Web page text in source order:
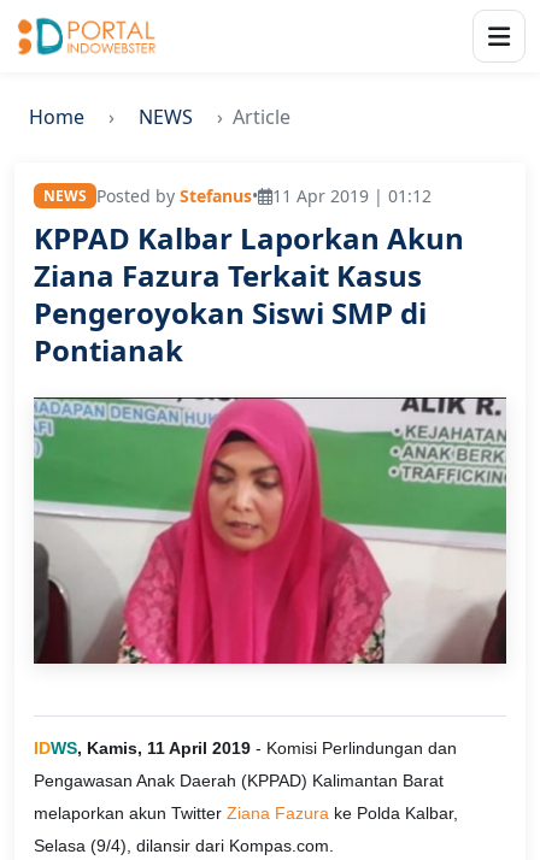
Home NEWS Article
NEWS Posted by Stefanus• 11 Apr 2019 | 01:12
KPPAD Kalbar Laporkan Akun
Ziana Fazura Terkait Kasus
Pengeroyokan Siswi SMP di
Pontianak
IDWS, Kamis, 11 April 2019 - Komisi Perlindungan dan
Pengawasan Anak Daerah (KPPAD) Kalimantan Barat
melaporkan akun Twitter Ziana Fazura ke Polda Kalbar,
Selasa (9/4), dilansir dari Kompas.com.